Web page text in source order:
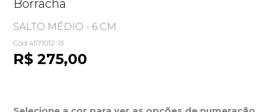
Borracha
SALTO MÉDIO - 6 CM
Cód 4571012-13
R$ 275,00